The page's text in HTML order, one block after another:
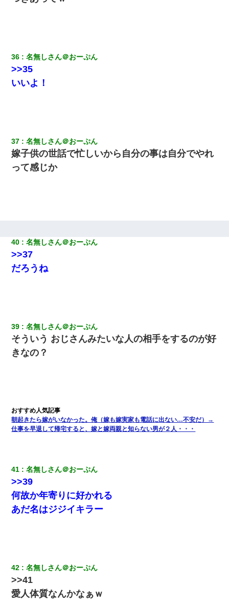
36 名無しさん＠おーぷん
>>35
いいよ！
37 名無しさん＠おーぷん
嫁子供の世話で忙しいから自分の事は自分でやれ
って感じか
40 名無しさん＠おーぷん
>>37
だろうね
39 名無しさん＠おーぷん
そういう おじさんみたいな人の相手をするのが好
きなの？
朝起きたら嫁がいなかった。俺（嫁も嫁実家も電話に出ない…不安だ）→
仕事を早退して帰宅すると、嫁と嫁両親と知らない男が２人・・・
41 名無しさん＠おーぷん
>>39
何故か年寄りに好かれる
あだ名はジジイキラー
42 名無しさん＠おーぷん
>>41
愛人体質なんかなぁｗ